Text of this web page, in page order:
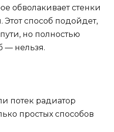
обволакивает стенки
способ подойдет,
но полностью
— нельзя.